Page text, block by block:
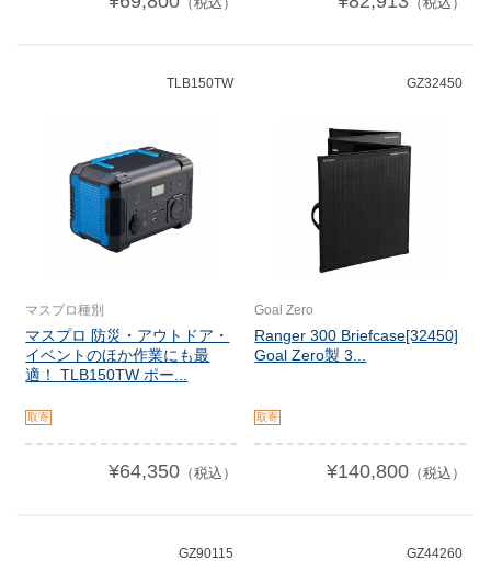
TLB150TW
マスプロ種別
マスプロ 防災・アウトドア・
イベントのほか作業にも最
適！ TLB150TW ポー...
取寄
¥64,350（税込）
GZ32450
Goal Zero
Ranger 300 Briefcase[32450]
Goal Zero製 3...
取寄
¥140,800（税込）
GZ90115 GZ44260